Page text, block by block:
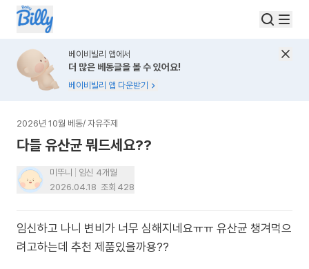
베이비빌리 앱에서
더 많은 베동글을 볼 수 있어요!
베이비빌리 앱 다운받기
2026년 10월 베동/ 자유주제
다들 유산균 뭐드세요??
미뚜니
임신 4개월
2026.04.18 조회 428
임신하고 나니 변비가 너무 심해지네요ㅠㅠ 유산균 챙겨먹으
려고하는데 추천 제품있을까용??